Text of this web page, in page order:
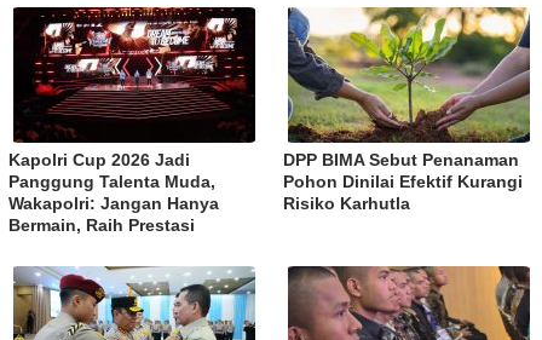
Kapolri Cup 2026 Jadi
Panggung Talenta Muda,
Wakapolri: Jangan Hanya
Bermain, Raih Prestasi
DPP BIMA Sebut Penanaman
Pohon Dinilai Efektif Kurangi
Risiko Karhutla